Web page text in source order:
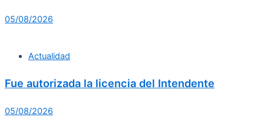
05/08/2026
Actualidad
Fue autorizada la licencia del Intendente
05/08/2026